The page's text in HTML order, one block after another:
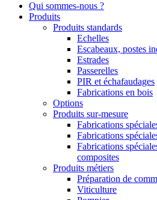
Qui sommes-nous ?
Produits
Produits standards
Echelles
Escabeaux, postes
Estrades
Passerelles
PIR et échafaudages
Fabrications en bois
Options
Produits sur-mesure
Fabrications
Fabrications
Fabrications
composites
Produits métiers
Préparation de
Viticulture